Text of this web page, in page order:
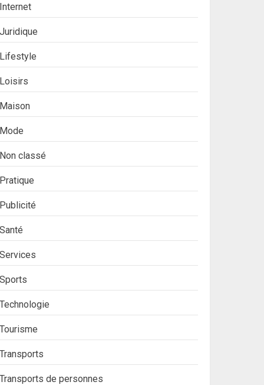
Internet
Juridique
Lifestyle
Loisirs
Maison
Mode
Non classé
Pratique
Publicité
Santé
Services
Sports
Technologie
Tourisme
Transports
Transports de personnes